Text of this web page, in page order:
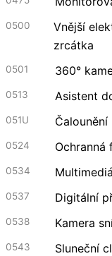
0500
Vnější
zrcátka
0501 360°
0513 Asistent
051U
0524
0534
0537 Digitální
0538 Kamera
0543 Sluneční